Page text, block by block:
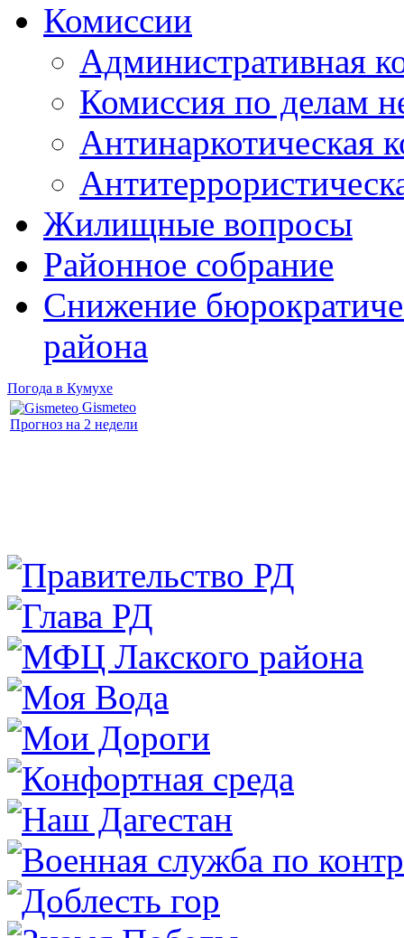
Комиссии
Административная
Комиссия по делам
Антинаркотическая
Жилищные вопросы
Районное собрание
Снижение
района
Погода в Кумухе
Gismeteo
Прогноз на 2 недели